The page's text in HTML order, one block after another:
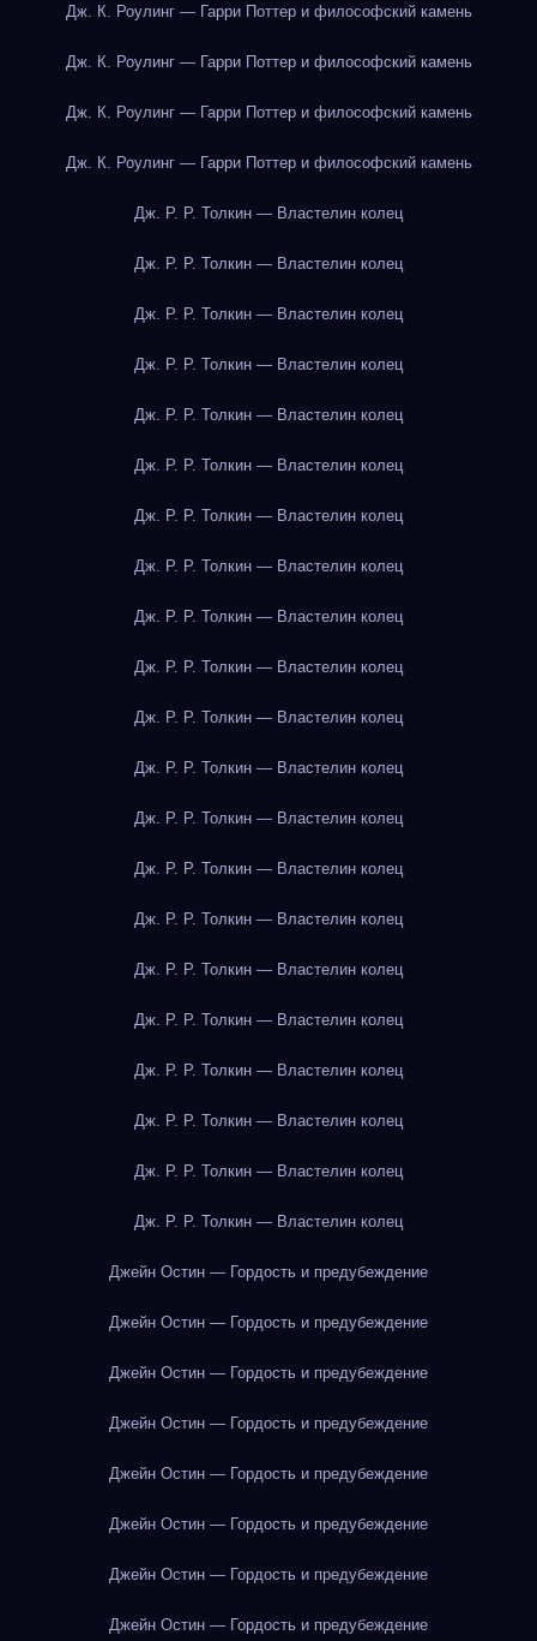
Дж. К. Роулинг — Гарри Поттер и философский камень
Дж. К. Роулинг — Гарри Поттер и философский камень
Дж. К. Роулинг — Гарри Поттер и философский камень
Дж. К. Роулинг — Гарри Поттер и философский камень
Дж. Р. Р. Толкин — Властелин колец
Дж. Р. Р. Толкин — Властелин колец
Дж. Р. Р. Толкин — Властелин колец
Дж. Р. Р. Толкин — Властелин колец
Дж. Р. Р. Толкин — Властелин колец
Дж. Р. Р. Толкин — Властелин колец
Дж. Р. Р. Толкин — Властелин колец
Дж. Р. Р. Толкин — Властелин колец
Дж. Р. Р. Толкин — Властелин колец
Дж. Р. Р. Толкин — Властелин колец
Дж. Р. Р. Толкин — Властелин колец
Дж. Р. Р. Толкин — Властелин колец
Дж. Р. Р. Толкин — Властелин колец
Дж. Р. Р. Толкин — Властелин колец
Дж. Р. Р. Толкин — Властелин колец
Дж. Р. Р. Толкин — Властелин колец
Дж. Р. Р. Толкин — Властелин колец
Дж. Р. Р. Толкин — Властелин колец
Дж. Р. Р. Толкин — Властелин колец
Дж. Р. Р. Толкин — Властелин колец
Дж. Р. Р. Толкин — Властелин колец
Джейн Остин — Гордость и предубеждение
Джейн Остин — Гордость и предубеждение
Джейн Остин — Гордость и предубеждение
Джейн Остин — Гордость и предубеждение
Джейн Остин — Гордость и предубеждение
Джейн Остин — Гордость и предубеждение
Джейн Остин — Гордость и предубеждение
Джейн Остин — Гордость и предубеждение